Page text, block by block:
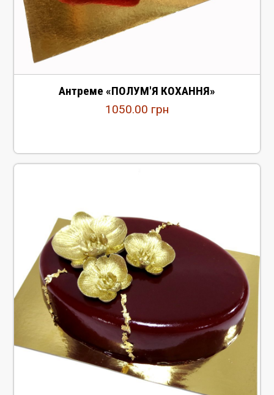
Антреме «ПОЛУМ'Я КОХАННЯ»
1050.00 грн